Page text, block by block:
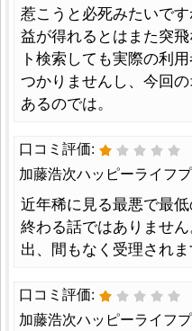
惹こうと必死みたいで
益が得れるとはまた突
ト検索しても実際の利
つかりませんし、今回
あるのでは。
口コミ評価:
加藤浩次ハッピーライフ
近年稀に見る最悪で最
終わる話ではありませ
出、間もなく受理されま
口コミ評価:
加藤浩次ハッピーライフ